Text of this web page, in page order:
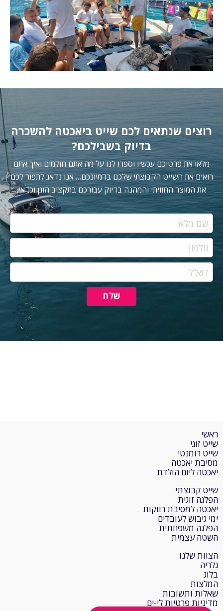
רוצים שנתאים לכם שייט ביאכטה להשכרה
בדיוק בשבילכם?
מלאו את פרטיכם עכשיו וספרו לנו על מה אתם חולמים ואיך אתם
רואים את השייט הקבוצתי שלכם בדמיונכם… אנו נדאג לתפור לכם
את המוצר החוויתי והמהנה בדיוק עבורכם בתקציב הוגן וכדאי.
שם
מלא
טלפון
דוא”ל
ראשי
שייט זוגי
שייט רומנטי
מסיבת יאכטה
יאכטה ליום הולדת
שייט קבוצתי
הפלגה זוגית
יאכטה למסיבת רווקות
ימי גיבוש לעובדים
הפלגה משפחתית
השטה עצמית
הצוות שלנו
גלריה
בלוג
המלצות
שאלות ותשובות
מדיניות פרטיות לי-ים